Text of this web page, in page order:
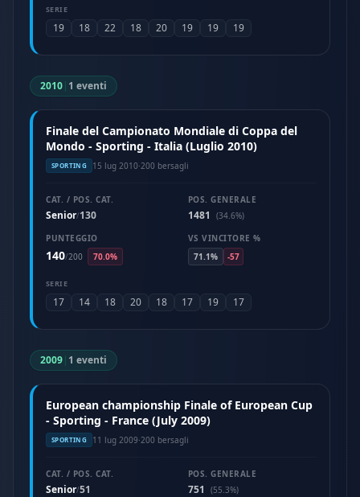
SERIE
19 18 22 18 20 19 19 19
2010| 1 eventi
Finale del Campionato Mondiale di Coppa del
Mondo - Sporting - Italia (Luglio 2010)
SPORTING 15 lug 2010·200 bersagli
CAT. / POS. CAT.
Senior/130
POS. GENERALE
1481
(34.6%)
PUNTEGGIO
140/200 70.0%
VS VINCITORE %
71.1%
-57
SERIE
17 14 18 20 18 17 19 17
2009| 1 eventi
European championship Finale of European Cup
- Sporting - France (July 2009)
SPORTING 11 lug 2009·200 bersagli
CAT. / POS. CAT.
Senior/51
POS. GENERALE
751
(55.3%)